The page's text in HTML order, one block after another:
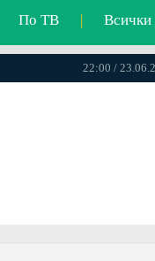
По ТВ | Всички
22:00 /